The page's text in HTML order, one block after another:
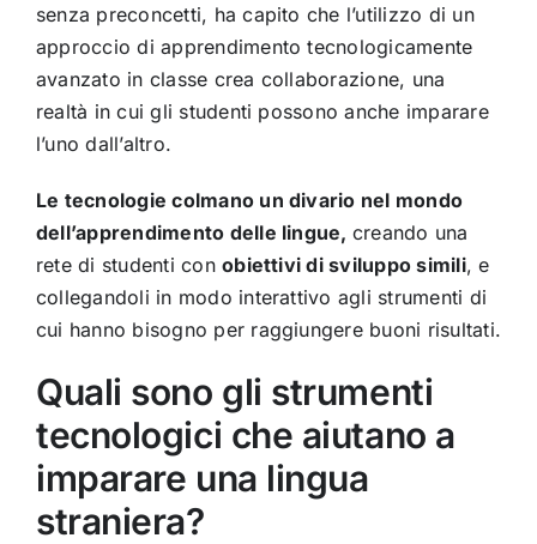
senza preconcetti, ha capito che l’utilizzo di un
approccio di apprendimento tecnologicamente
avanzato in classe crea collaborazione, una
realtà in cui gli studenti possono anche imparare
l’uno dall’altro.
Le tecnologie colmano un divario nel mondo
dell’apprendimento delle lingue, creando una
rete di studenti conobiettivi di sviluppo simili, e
collegandoli in modo interattivo agli strumenti di
cui hanno bisogno per raggiungere buoni risultati.
Quali sono gli strumenti
tecnologici che aiutano a
imparare una lingua
straniera?